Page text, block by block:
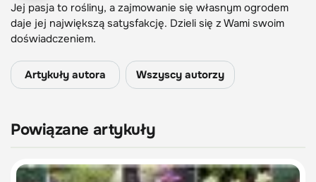
Jej pasja to rośliny, a zajmowanie się własnym ogrodem
daje jej największą satysfakcję. Dzieli się z Wami swoim
doświadczeniem.
Artykuły autora Wszyscy autorzy
Powiązane artykuły